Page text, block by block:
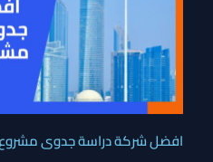
افضل شركة دراسة جدوى